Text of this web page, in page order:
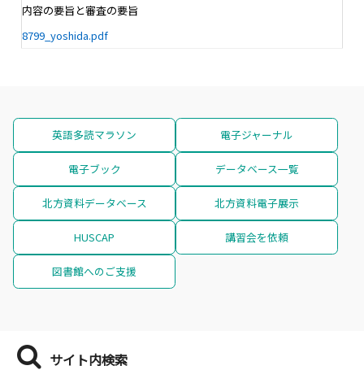
内容の要旨と審査の要旨
8799_yoshida.pdf
英語多読マラソン 電子ジャーナル
電子ブック データベース一覧
北方資料データベース 北方資料電子展示
HUSCAP 講習会を依頼
図書館へのご支援
サイト内検索